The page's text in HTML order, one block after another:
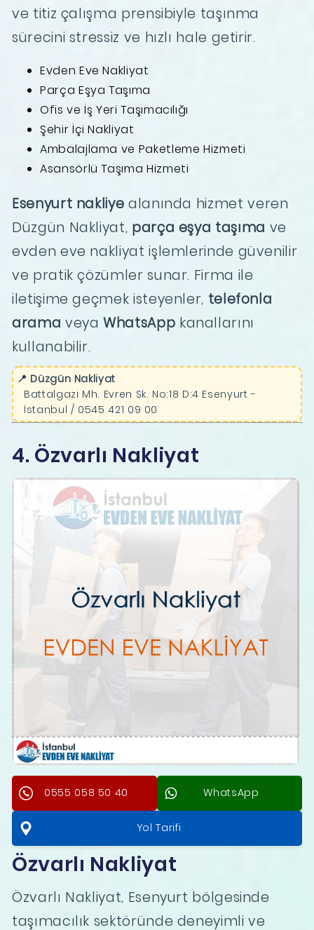
ve titiz çalışma prensibiyle taşınma
sürecini stressiz ve hızlı hale getirir.
Evden Eve Nakliyat
Parça Eşya Taşıma
Ofis ve İş Yeri Taşımacılığı
Şehir İçi Nakliyat
Ambalajlama ve Paketleme Hizmeti
Asansörlü Taşıma Hizmeti
Esenyurt nakliye alanında hizmet veren
Düzgün Nakliyat, parça eşya taşıma ve
evden eve nakliyat işlemlerinde güvenilir
ve pratik çözümler sunar. Firma ile
iletişime geçmek isteyenler, telefonla
arama veyaWhatsApp kanallarını
kullanabilir.
📍 Düzgün Nakliyat
Battalgazi Mh. Evren Sk. No:18 D:4 Esenyurt -
İstanbul / 0545 421 09 00
4. Özvarlı Nakliyat
0555 058 50 40 WhatsApp
Yol Tarifi
Özvarlı Nakliyat
Özvarlı Nakliyat, Esenyurt bölgesinde
taşımacılık sektöründe deneyimli ve